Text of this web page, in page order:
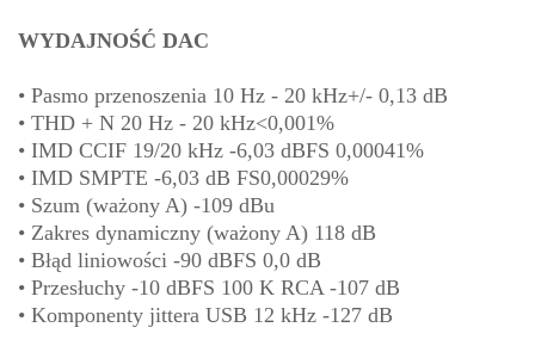
WYDAJNOŚĆ DAC
• Pasmo przenoszenia 10 Hz - 20 kHz+/- 0,13 dB
• THD + N 20 Hz - 20 kHz<0,001%
• IMD CCIF 19/20 kHz -6,03 dBFS 0,00041%
• IMD SMPTE -6,03 dB FS0,00029%
• Szum (ważony A) -109 dBu
• Zakres dynamiczny (ważony A) 118 dB
• Błąd liniowości -90 dBFS 0,0 dB
• Przesłuchy -10 dBFS 100 K RCA -107 dB
• Komponenty jittera USB 12 kHz -127 dB